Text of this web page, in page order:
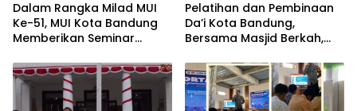
Dalam Rangka Milad MUI
Ke-51, MUI Kota Bandung
Memberikan Seminar
Pondok Pesantren di Kota
Bandung
Pelatihan dan Pembinaan
Da’i Kota Bandung,
Bersama Masjid Berkah,